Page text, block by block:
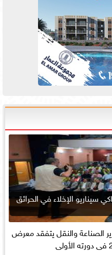
سيناريو الإخلاء في الحرائق
الصناعة والنقل يتفقد معرض